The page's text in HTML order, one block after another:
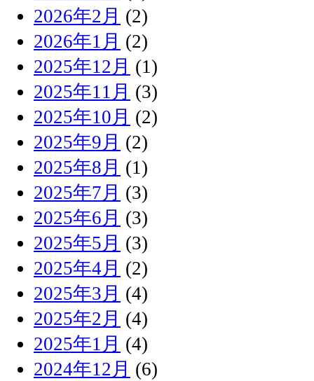
2026年2月 (2)
2026年1月 (2)
2025年12月 (1)
2025年11月 (3)
2025年10月 (2)
2025年9月 (2)
2025年8月 (1)
2025年7月 (3)
2025年6月 (3)
2025年5月 (3)
2025年4月 (2)
2025年3月 (4)
2025年2月 (4)
2025年1月 (4)
2024年12月 (6)